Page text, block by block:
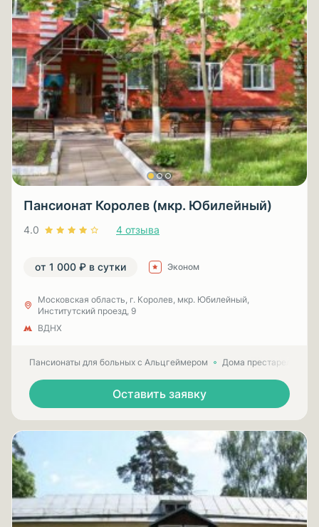
Пансионат Королев (мкр. Юбилейный)
4.0 4 отзыва
от 1 000 ₽ в сутки Эконом
Московская область, г. Королев, мкр. Юбилейный,
Институтский проезд, 9
ВДНХ
Пансионаты для больных с Альцгеймером Дома престарелых
Оставить заявку